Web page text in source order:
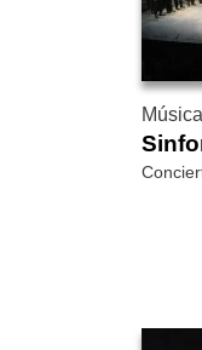
Música